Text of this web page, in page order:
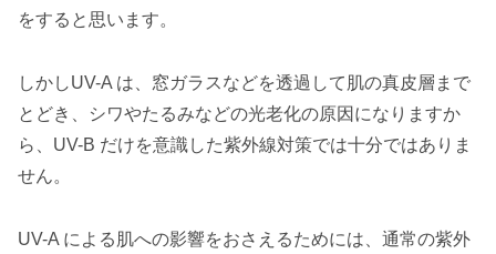
をすると思います。
しかしUV-A は、窓ガラスなどを透過して肌の真皮層まで
とどき、シワやたるみなどの光老化の原因になりますか
ら、UV-B だけを意識した紫外線対策では十分ではありま
せん。
UV-A による肌への影響をおさえるためには、通常の紫外